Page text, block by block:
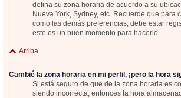
defina su zona horaria de acuerdo a su
Nueva York, Sydney, etc. Recuerde que para
como las demás preferencias, debe estar
este es un buen momento para hacerlo.
Arriba
Cambié la zona horaria en mi perfil, ¡pero la hora
Si está seguro de que de la zona horaria es
siendo incorrecta, entonces la hora